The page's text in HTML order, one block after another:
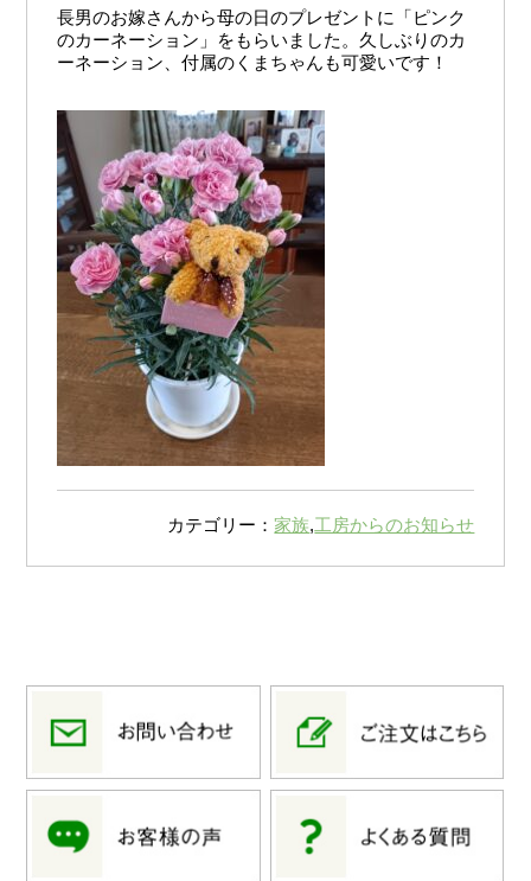
長男のお嫁さんから母の日のプレゼントに「ピンク
のカーネーション」をもらいました。久しぶりのカ
ーネーション、付属のくまちゃんも可愛いです！
カテゴリー：家族,工房からのお知らせ